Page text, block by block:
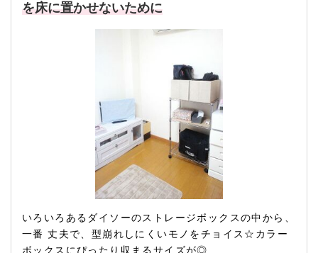
を床に置かせないために
いろいろあるダイソーのストレージボックスの中から、
一番 丈夫で、型崩れしにくいモノをチョイス☆カラー
ボックスにぴったり収まるサイズが◎